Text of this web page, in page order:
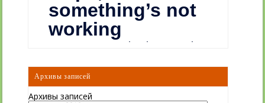
Архивы записей
Архивы записей